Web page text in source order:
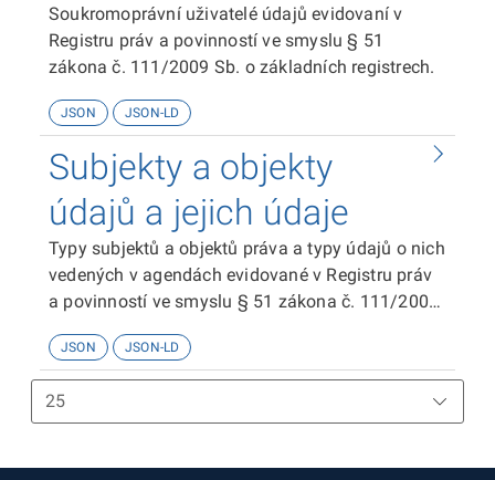
Soukromoprávní uživatelé údajů evidovaní v
Registru práv a povinností ve smyslu § 51
zákona č. 111/2009 Sb. o základních registrech.
JSON JSON-LD
Subjekty a objekty
údajů a jejich údaje
Typy subjektů a objektů práva a typy údajů o nich
vedených v agendách evidované v Registru práv
a povinností ve smyslu § 51 zákona č. 111/2009
JSON JSON-LD